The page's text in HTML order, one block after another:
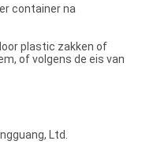
container na
plastic zakken of
of volgens de eis van
Ltd.